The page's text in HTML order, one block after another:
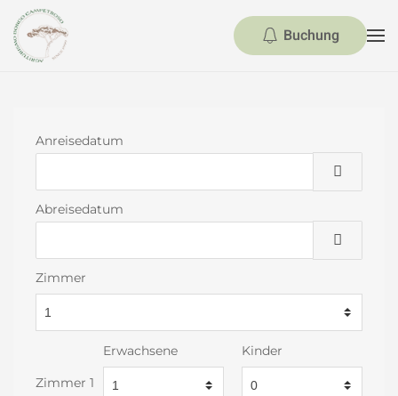
Skip to main content
Buchung
Anreisedatum
Abreisedatum
Zimmer
Zimmer 1
Erwachsene Kinder